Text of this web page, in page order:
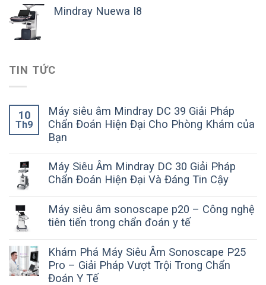
Mindray Nuewa I8
TIN TỨC
10
Th9
Máy siêu âm Mindray DC 39 Giải Pháp
Chẩn Đoán Hiện Đại Cho Phòng Khám của
Bạn
Máy Siêu Âm Mindray DC 30 Giải Pháp
Chẩn Đoán Hiện Đại Và Đáng Tin Cậy
Máy siêu âm sonoscape p20 – Công nghệ
tiên tiến trong chẩn đoán y tế
Khám Phá Máy Siêu Âm Sonoscape P25
Pro – Giải Pháp Vượt Trội Trong Chẩn
Đoán Y Tế